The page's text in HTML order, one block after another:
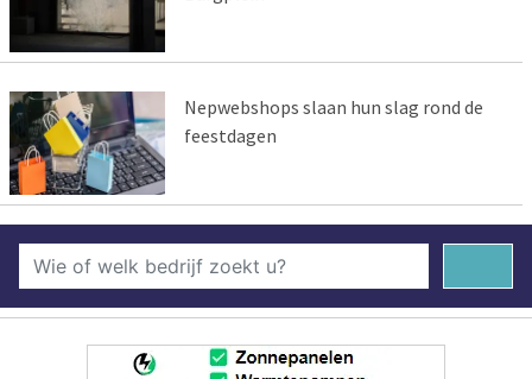
Nepwebshops slaan hun slag rond de
feestdagen